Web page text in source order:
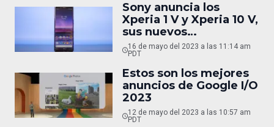
Sony anuncia los
Xperia 1 V y Xperia 10 V,
sus nuevos
smartphones tope de
gama
16 de mayo del 2023 a las 11:14 am
PDT
Estos son los mejores
anuncios de Google I/O
2023
12 de mayo del 2023 a las 10:57 am
PDT